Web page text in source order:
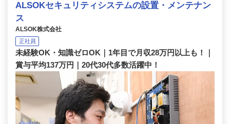
ALSOKセキュリティシステムの設置・メンテナン
ス
ALSOK株式会社
正社員
未経験OK・知識ゼロOK｜1年目で月収28万円以上も！｜
賞与平均137万円｜20代30代多数活躍中！